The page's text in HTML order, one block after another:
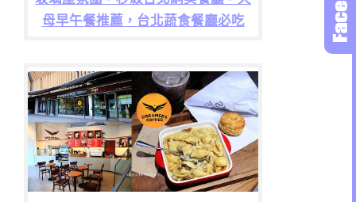
母早午餐推薦，台北蔬食餐廳必吃